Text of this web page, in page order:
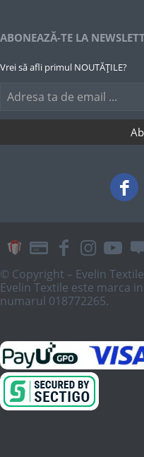
ABONEAZĂ-TE LA
Vrei să afli primul NOUTĂȚILE?
© Copyright – Evelin
Evelin Textile este marca
numarul 018772265.